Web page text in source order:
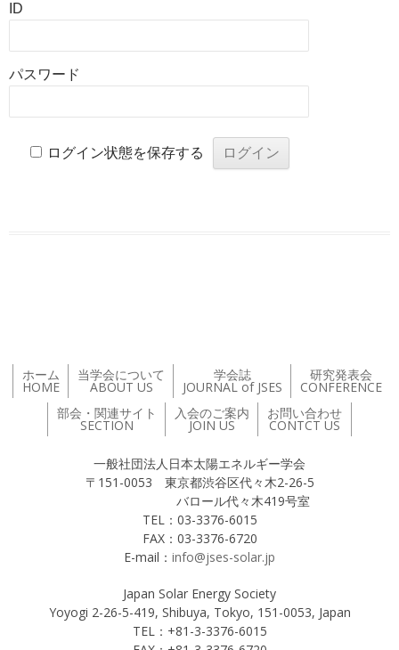
ID
パスワード
ログイン状態を保存する
ホーム
HOME
当学会について
ABOUT US
学会誌
JOURNAL of JSES
研究発表会
CONFERENCE
部会・関連サイト
SECTION
入会のご案内
JOIN US
お問い合わせ
CONTCT US
一般社団法人日本太陽エネルギー学会
〒151-0053 東京都渋谷区代々木2-26-5
バロール代々木419号室
TEL：03-3376-6015
FAX：03-3376-6720
E-mail： info@jses-solar.jp
Japan Solar Energy Society
Yoyogi 2-26-5-419, Shibuya, Tokyo, 151-0053, Japan
TEL：+81-3-3376-6015